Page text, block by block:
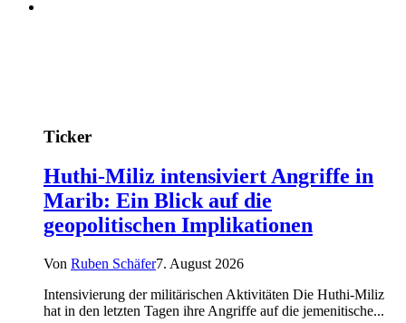
Ticker
Huthi-Miliz intensiviert Angriffe in
Marib: Ein Blick auf die
geopolitischen Implikationen
Von Ruben Schäfer7. August 2026
Intensivierung der militärischen Aktivitäten Die Huthi-Miliz
hat in den letzten Tagen ihre Angriffe auf die jemenitische...